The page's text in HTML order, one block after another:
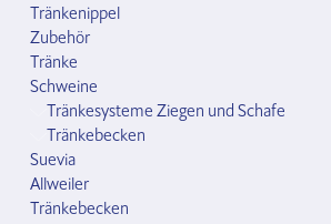
Tränkenippel
Zubehör
Tränke
Schweine
Tränkesysteme Ziegen und Schafe
Tränkebecken
Suevia
Allweiler
Tränkebecken
Nylonkrippstück verstellbar 80 cm x 27mm
mit Mignon 1, Stegoese, Wirbel
135142.000
CHF 44.00